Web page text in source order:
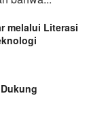
melalui Literasi